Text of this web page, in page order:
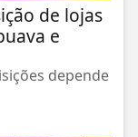
de lojas
e
depende